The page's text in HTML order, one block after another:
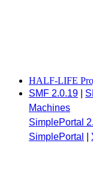
HALF-LIFE
SMF 2.0.19
Machines
SimplePortal
SimplePortal